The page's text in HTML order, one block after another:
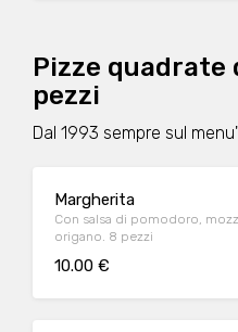
Pizze quadrate
pezzi
Dal 1993 sempre sul
Margherita
Con salsa di pomodoro,
origano. 8 pezzi
10.00 €